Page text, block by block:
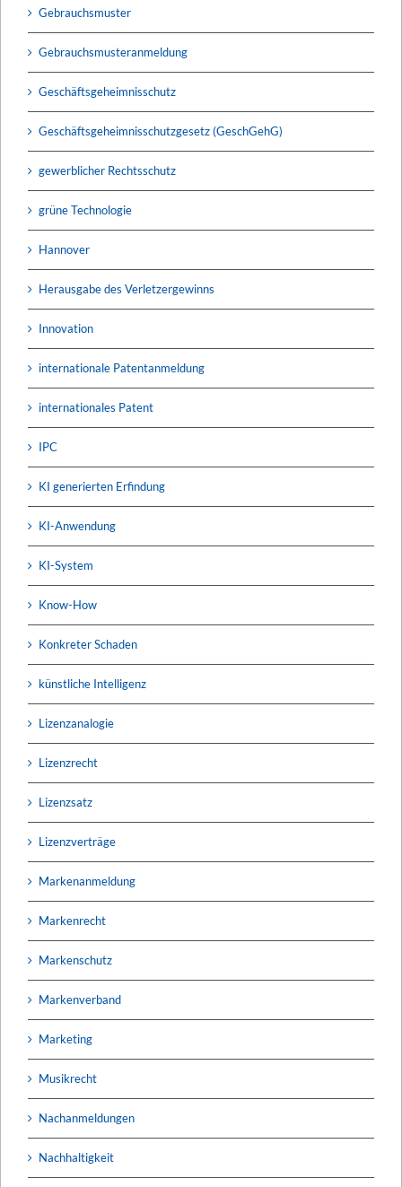
Gebrauchsmuster
Gebrauchsmusteranmeldung
Geschäftsgeheimnisschutz
Geschäftsgeheimnisschutzgesetz (GeschGehG)
gewerblicher Rechtsschutz
grüne Technologie
Hannover
Herausgabe des Verletzergewinns
Innovation
internationale Patentanmeldung
internationales Patent
IPC
KI generierten Erfindung
KI-Anwendung
KI-System
Know-How
Konkreter Schaden
künstliche Intelligenz
Lizenzanalogie
Lizenzrecht
Lizenzsatz
Lizenzverträge
Markenanmeldung
Markenrecht
Markenschutz
Markenverband
Marketing
Musikrecht
Nachanmeldungen
Nachhaltigkeit